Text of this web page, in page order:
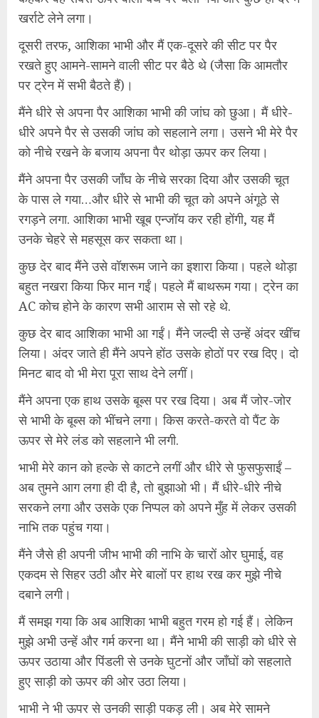
खर्राटे लेने लगा।
दूसरी तरफ, आशिका भाभी और मैं एक-दूसरे की सीट पर पैर
रखते हुए आमने-सामने वाली सीट पर बैठे थे (जैसा कि आमतौर
पर ट्रेन में सभी बैठते हैं)।
मैंने धीरे से अपना पैर आशिका भाभी की जांघ को छुआ। मैं धीरे-
धीरे अपने पैर से उसकी जांघ को सहलाने लगा। उसने भी मेरे पैर
को नीचे रखने के बजाय अपना पैर थोड़ा ऊपर कर लिया।
मैंने अपना पैर उसकी जाँघ के नीचे सरका दिया और उसकी चूत
के पास ले गया…और धीरे से भाभी की चूत को अपने अंगूठे से
रगड़ने लगा. आशिका भाभी खूब एन्जॉय कर रही होंगी, यह मैं
उनके चेहरे से महसूस कर सकता था।
कुछ देर बाद मैंने उसे वॉशरूम जाने का इशारा किया। पहले थोड़ा
बहुत नखरा किया फिर मान गईं। पहले मैं बाथरूम गया। ट्रेन का
AC कोच होने के कारण सभी आराम से सो रहे थे.
कुछ देर बाद आशिका भाभी आ गईं। मैंने जल्दी से उन्हें अंदर खींच
लिया। अंदर जाते ही मैंने अपने होंठ उसके होठों पर रख दिए। दो
मिनट बाद वो भी मेरा पूरा साथ देने लगीं।
मैंने अपना एक हाथ उसके बूब्स पर रख दिया। अब मैं जोर-जोर
से भाभी के बूब्स को भींचने लगा। किस करते-करते वो पैंट के
ऊपर से मेरे लंड को सहलाने भी लगी.
भाभी मेरे कान को हल्के से काटने लगीं और धीरे से फुसफुसाईं –
अब तुमने आग लगा ही दी है, तो बुझाओ भी। मैं धीरे-धीरे नीचे
सरकने लगा और उसके एक निप्पल को अपने मुँह में लेकर उसकी
नाभि तक पहुंच गया।
मैंने जैसे ही अपनी जीभ भाभी की नाभि के चारों ओर घुमाई, वह
एकदम से सिहर उठी और मेरे बालों पर हाथ रख कर मुझे नीचे
दबाने लगी।
मैं समझ गया कि अब आशिका भाभी बहुत गरम हो गई हैं। लेकिन
मुझे अभी उन्हें और गर्म करना था। मैंने भाभी की साड़ी को धीरे से
ऊपर उठाया और पिंडली से उनके घुटनों और जाँघों को सहलाते
हुए साड़ी को ऊपर की ओर उठा लिया।
भाभी ने भी ऊपर से उनकी साड़ी पकड़ ली। अब मेरे सामने